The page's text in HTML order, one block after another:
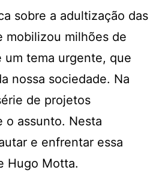
sobre a adultização das
mobilizou milhões de
um tema urgente, que
nossa sociedade. Na
de projetos
o assunto. Nesta
e enfrentar essa
Hugo Motta.